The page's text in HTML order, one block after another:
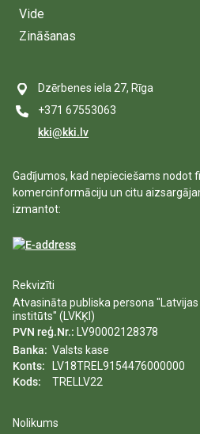
Vide
Zināšanas
Dzērbenes iela 27, Rīga
+371 67553063
kki@kki.lv
Gadījumos, kad nepieciešams nodot
komercinformāciju un citu
izmantot:
Rekvizīti
Atvasināta publiska persona
institūts" (LVKĶI)
PVN reģ.Nr.: LV90002128378
Banka: Valsts kase
Konts:
LV18TREL9154476000000
Kods:
TRELLV22
Nolikums